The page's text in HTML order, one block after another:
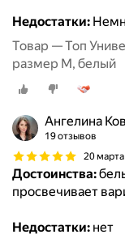
Недостатки:
Товар — Топ
размер M, белый
Ангелина
19 отзывов
20
Достоинства:
просвечивает
Недостатки: нет